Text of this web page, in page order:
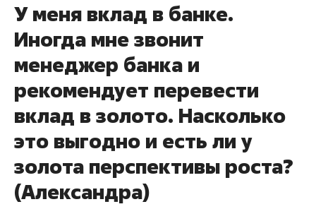
У меня вклад в банке.
Иногда мне звонит
менеджер банка и
рекомендует перевести
вклад в золото. Насколько
это выгодно и есть ли у
золота перспективы роста?
(Александра)